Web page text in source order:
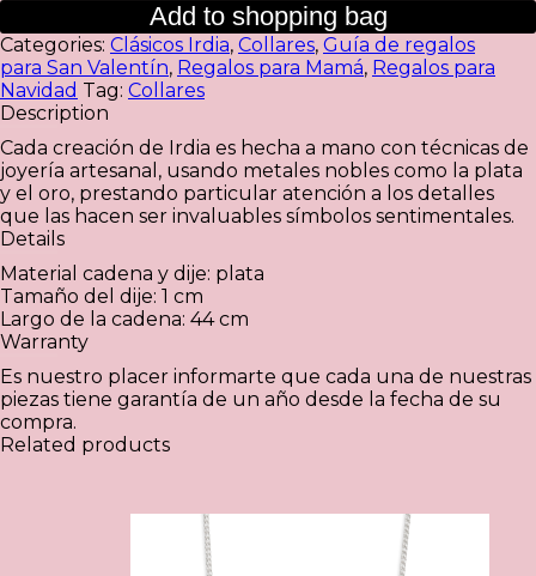
Add to shopping bag
Categories: Clásicos Irdia, Collares, Guía de regalos
para San Valentín, Regalos para Mamá, Regalos para
Navidad Tag: Collares
Description
Cada creación de Irdia es hecha a mano con técnicas de
joyería artesanal, usando metales nobles como la plata
y el oro, prestando particular atención a los detalles
que las hacen ser invaluables símbolos sentimentales.
Details
Material cadena y dije: plata
Tamaño del dije: 1 cm
Largo de la cadena: 44 cm
Warranty
Es nuestro placer informarte que cada una de nuestras
piezas tiene garantía de un año desde la fecha de su
compra.
Related products